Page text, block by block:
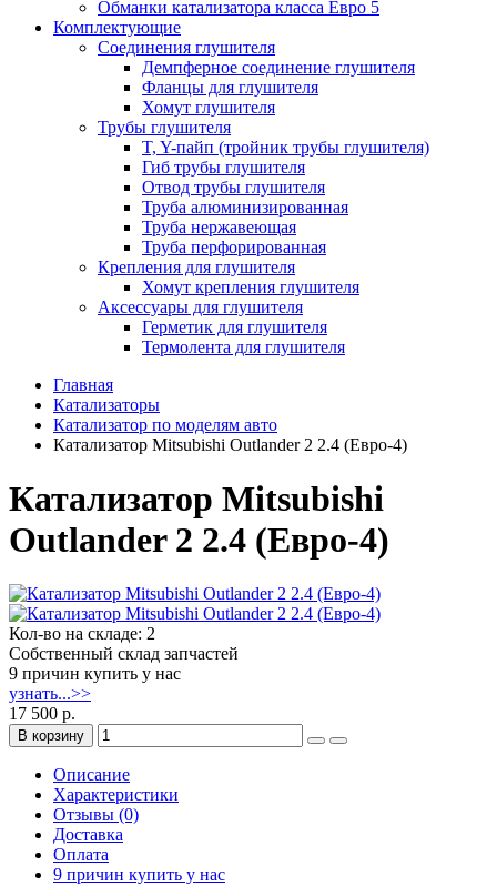
Обманки катализатора класса Евро 5
Комплектующие
Соединения глушителя
Демпферное соединение глушителя
Фланцы для глушителя
Хомут глушителя
Трубы глушителя
T, Y-пайп (тройник трубы глушителя)
Гиб трубы глушителя
Отвод трубы глушителя
Труба алюминизированная
Труба нержавеющая
Труба перфорированная
Крепления для глушителя
Хомут крепления глушителя
Аксессуары для глушителя
Герметик для глушителя
Термолента для глушителя
Главная
Катализаторы
Катализатор по моделям авто
Катализатор Mitsubishi Outlander 2 2.4 (Евро-4)
Катализатор Mitsubishi
Outlander 2 2.4 (Евро-4)
Кол-во на складе: 2
Собственный склад запчастей
9 причин купить у нас
узнать...>>
17 500 р.
В корзину
Описание
Характеристики
Отзывы (0)
Доставка
Оплата
9 причин купить у нас